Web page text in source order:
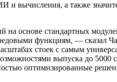
и вычисления, а также
основе стандартных
функциям, — сказал
стоек с самым
выпуска до
оптимизированные